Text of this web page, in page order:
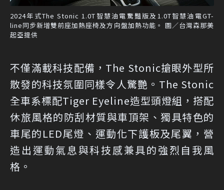
2024年式The Stonic 1.0T智慧油電驚豔版及1.0T智慧油電GT-
line同步新增雙前座加熱座椅及方向盤加熱功能。 圖／台灣森那美
起亞提供
不僅滿載科技配備，The Stonic搶眼外型所
散發的科技氛圍同樣令人驚艷。The Stonic
全車系標配Tiger Eyeline造型頭燈組，搭配
休旅風格的防刮材質與車頂架、獨具特色的
車尾的LED尾燈、運動化下護板及尾翼，營
造出運動氣息與科技感兼具的強烈自我風
格。